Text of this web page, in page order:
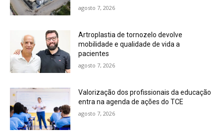
agosto 7, 2026
Artroplastia de tornozelo devolve
mobilidade e qualidade de vida a
pacientes
agosto 7, 2026
Valorização dos profissionais da educação
entra na agenda de ações do TCE
agosto 7, 2026